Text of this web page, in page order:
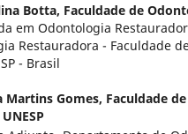
Botta, Faculdade de
em Odontologia
Restauradora - Faculdade
- Brasil
Martins Gomes, Faculdade